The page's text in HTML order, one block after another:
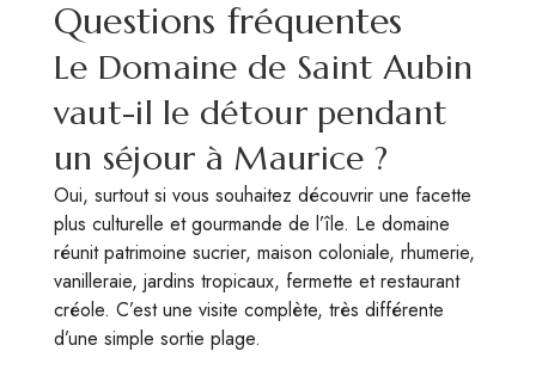
Questions fréquentes
Le Domaine de Saint Aubin
vaut-il le détour pendant
un séjour à Maurice ?
Oui, surtout si vous souhaitez découvrir une facette
plus culturelle et gourmande de l’île. Le domaine
réunit patrimoine sucrier, maison coloniale, rhumerie,
vanilleraie, jardins tropicaux, fermette et restaurant
créole. C’est une visite complète, très différente
d’une simple sortie plage.